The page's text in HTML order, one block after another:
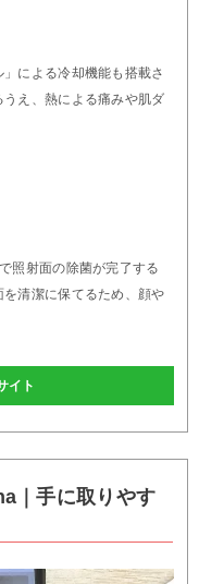
による冷却機能も搭載さ
え、熱による痛みや肌ダ
照射面の除菌が完了する
を清潔に保てるため、顔や
イト
｜手に取りやす